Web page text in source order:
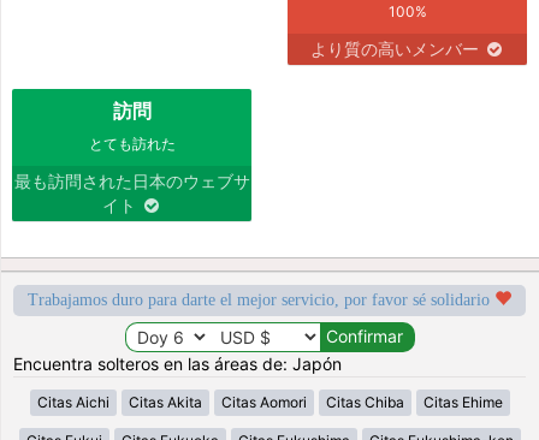
100%
より質の高いメンバー
訪問
とても訪れた
最も訪問された日本のウェブサ
イト
Trabajamos duro para darte el mejor servicio, por favor sé solidario
Encuentra solteros en las áreas de: Japón
Citas Aichi Citas Akita Citas Aomori Citas Chiba Citas Ehime